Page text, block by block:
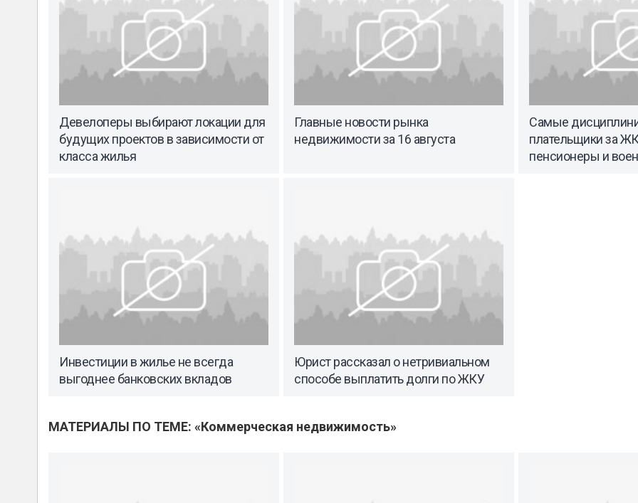
Девелоперы выбирают локации для
будущих проектов в зависимости от
класса жилья
Главные новости рынка
недвижимости за 16 августа
Самые
плательщики за
пенсионеры и
Инвестиции в жилье не всегда
выгоднее банковских вкладов
Юрист рассказал о нетривиальном
способе выплатить долги по ЖКУ
МАТЕРИАЛЫ ПО ТЕМЕ: «Коммерческая недвижимость»